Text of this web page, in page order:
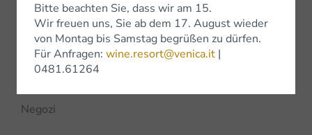
Shop
Shop Online
Negozi
Bitte beachten Sie, dass wir am 15.
Wir freuen uns, Sie ab dem 17. August wieder
von Montag bis Samstag begrüßen zu dürfen.
Für Anfragen: wine.resort@venica.it |
0481.61264